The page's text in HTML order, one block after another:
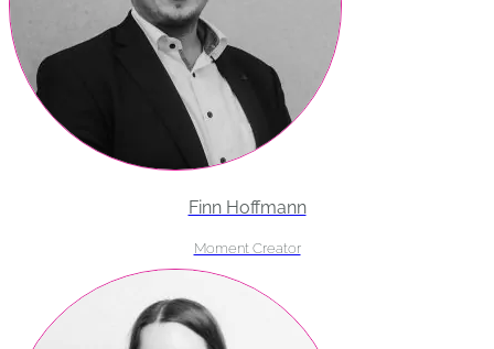
Finn Hoffmann
Moment Creator